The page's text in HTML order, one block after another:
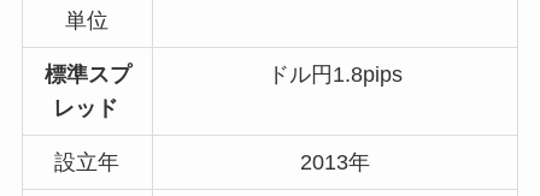
単位
標準スプ
レッド
ドル円1.8pips
設立年 2013年